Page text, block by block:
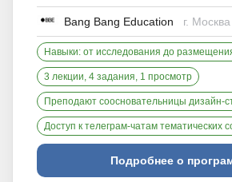
Bang Bang Education г. Москва
Навыки: от исследования до
3 лекции, 4 задания, 1 просмотр
Преподают соосновательницы дизайн-
Доступ к телеграм-чатам тематических
Подробнее о